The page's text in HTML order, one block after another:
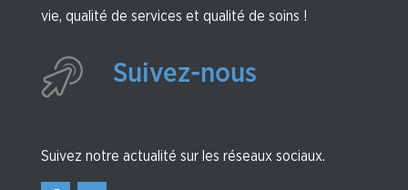
vie, qualité de services et qualité de soins !
Suivez-nous
Suivez notre actualité sur les réseaux sociaux.